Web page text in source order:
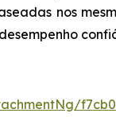
nos